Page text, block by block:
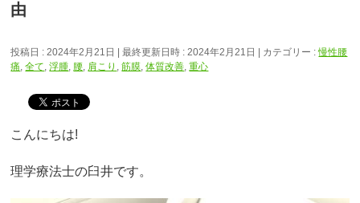
由
投稿日 : 2024年2月21日 最終更新日時 : 2024年2月21日 カテゴリー :慢性腰
痛,全て,浮腫, 腰, 肩こり ,筋膜,体質改善,重心
こんにちは!
理学療法士の臼井です。